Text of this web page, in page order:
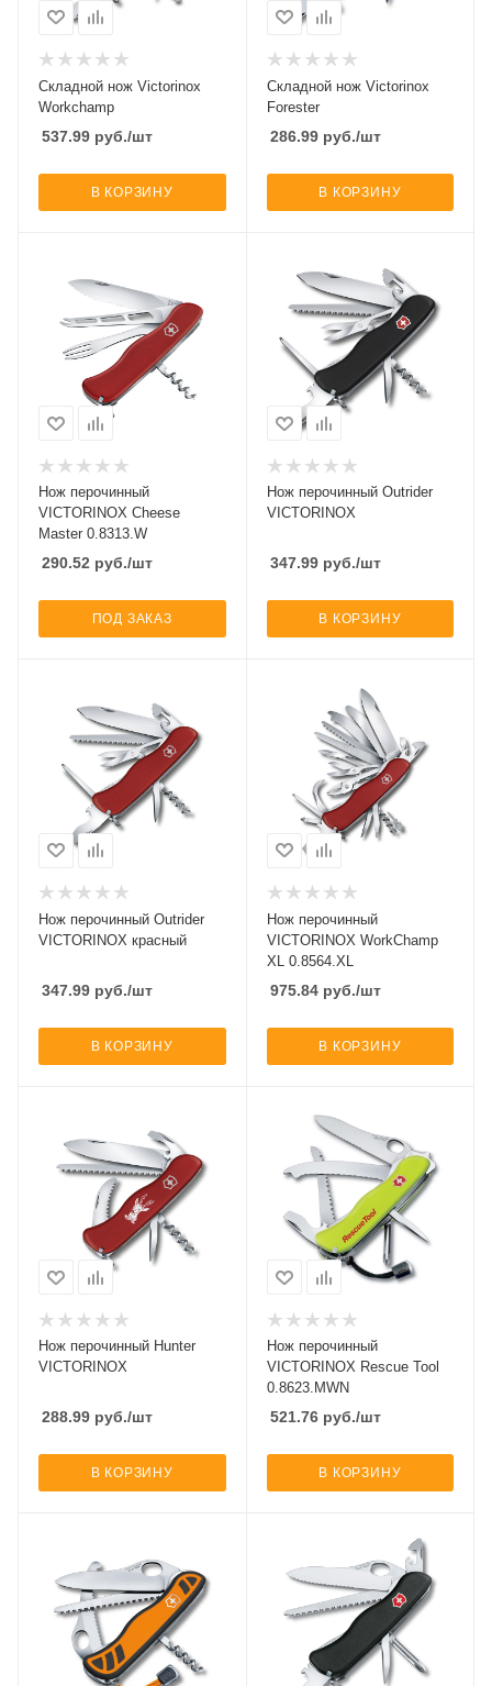
Складной нож Victorinox
Workchamp
537.99 руб./шт
В КОРЗИНУ
Складной нож Victorinox
Forester
286.99руб./шт
В КОРЗИНУ
Нож перочинный
VICTORINOX Cheese
Master 0.8313.W
290.52 руб./шт
ПОД ЗАКАЗ
Нож перочинный Outrider
VICTORINOX
347.99руб./шт
В КОРЗИНУ
Нож перочинный Outrider
VICTORINOX красный
347.99 руб./шт
В КОРЗИНУ
Нож перочинный
VICTORINOX WorkChamp
XL 0.8564.XL
975.84руб./шт
В КОРЗИНУ
Нож перочинный Hunter
VICTORINOX
288.99 руб./шт
В КОРЗИНУ
Нож перочинный
VICTORINOX Rescue Tool
0.8623.MWN
521.76руб./шт
В КОРЗИНУ